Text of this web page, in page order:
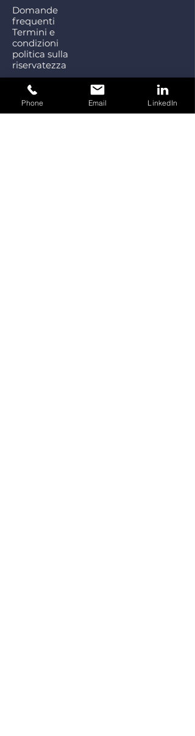
Domande
frequenti
Termini e
condizioni
politica sulla
riservatezza
Phone Email LinkedIn